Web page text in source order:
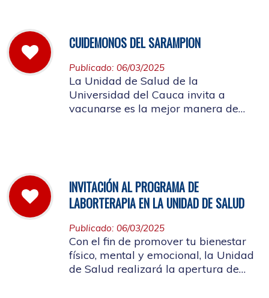
CUIDEMONOS DEL SARAMPION
Publicado: 06/03/2025
La Unidad de Salud de la
Universidad del Cauca invita a
vacunarse es la mejor manera de
INVITACIÓN AL PROGRAMA DE
LABORTERAPIA EN LA UNIDAD DE SALUD
Publicado: 06/03/2025
Con el fin de promover tu bienestar
físico, mental y emocional, la Unidad
de Salud realizará la apertura de